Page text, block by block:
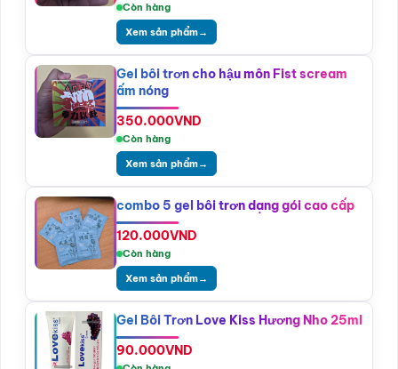
Còn hàng
Xem sản phẩm→
Gel bôi trơn cho hậu môn Fist scream
ấm nóng
350.000VND
Còn hàng
Xem sản phẩm→
combo 5 gel bôi trơn dạng gói cao cấp
120.000VND
Còn hàng
Xem sản phẩm→
Gel Bôi Trơn Love Kiss Hương Nho 25ml
90.000VND